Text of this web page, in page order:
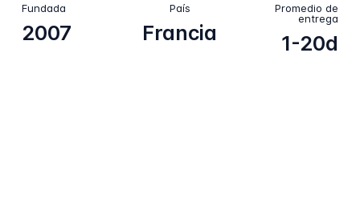
Fundada
2007
País
Francia
Promedio de
entrega
1-20d